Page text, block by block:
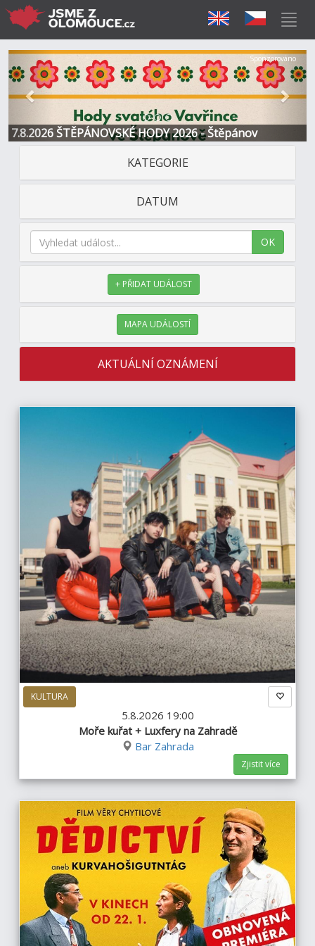
7.8.2026 ŠTĚPÁNOVSKÉ HODY 2026 - Štěpánov
Předchozí Další
Sponzorováno
KATEGORIE
DATUM
OK
+ PŘIDAT UDÁLOST
MAPA UDÁLOSTÍ
AKTUÁLNÍ OZNÁMENÍ
KULTURA
5.8.2026 19:00
Moře kuřat + Luxfery na Zahradě
Bar Zahrada
Zjistit více